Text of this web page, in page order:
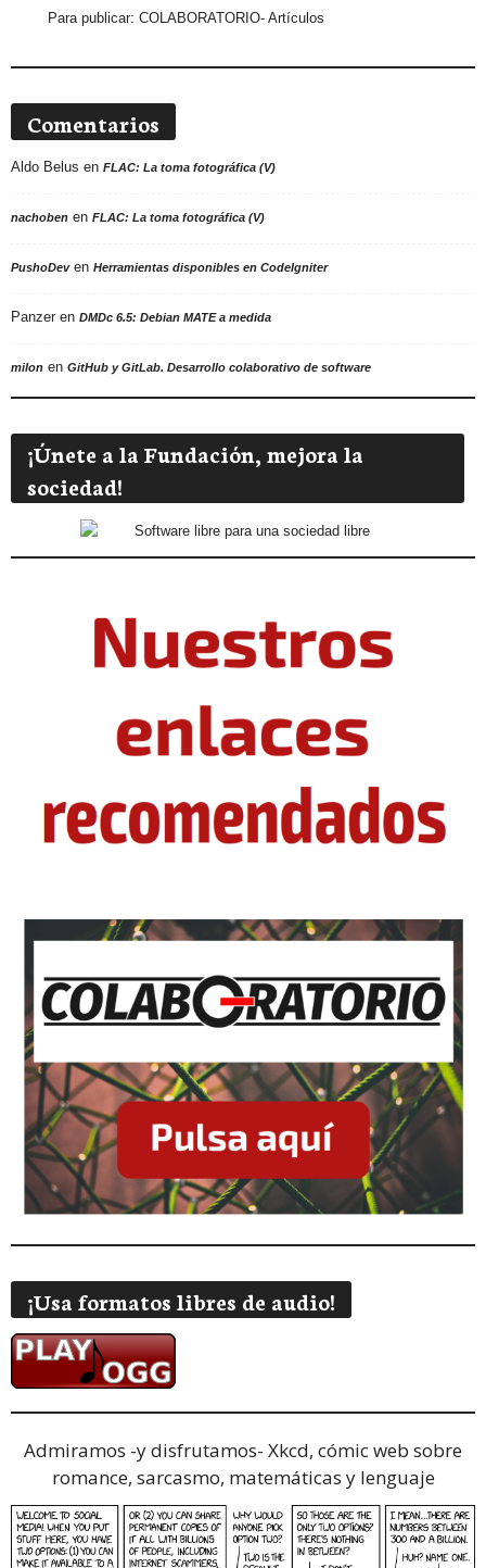
Para publicar:COLABORATORIO- Artículos
Comentarios
Aldo Belus en FLAC: La toma fotográfica (V)
nachoben en FLAC: La toma fotográfica (V)
PushoDeven Herramientas disponibles en CodeIgniter
Panzer en DMDc 6.5: Debian MATE a medida
milon en GitHub y GitLab. Desarrollo colaborativo de software
¡Únete a la Fundación, mejora la
sociedad!
¡Usa formatos libres de audio!
Admiramos -y disfrutamos- Xkcd, cómic web sobre
romance, sarcasmo, matemáticas y lenguaje